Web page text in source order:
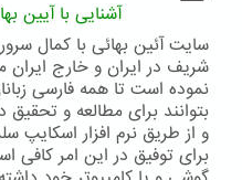
آشنایی با آیین
سایت آئین بهائی با کمال
شریف در ایران و خارج ایران
نموده است تا همه فارسی
بتوانند برای مطالعه و تحقیق
و از طریق نرم افزار اسکایپ
برای توفیق در این امر کافی